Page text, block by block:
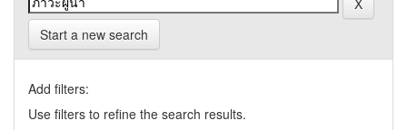
Start a new search
Add filters:
Use filters to refine the search results.